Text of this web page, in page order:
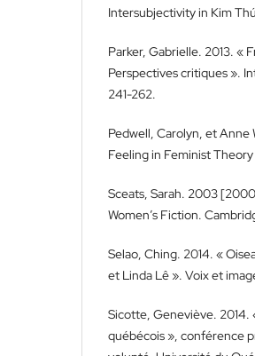
Intersubjectivity in Kim
Parker, Gabrielle. 2013. «
Perspectives critiques ».
241-262.
Pedwell, Carolyn, et
Feeling in Feminist Theory
Sceats, Sarah. 2003
Women’s Fiction.
Selao, Ching. 2014. «
et Linda Lê ». Voix et
Sicotte, Geneviève. 2014.
québécois », conférence